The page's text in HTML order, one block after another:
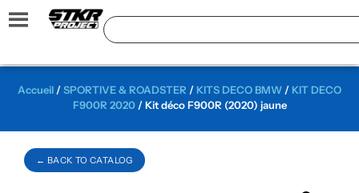
← BACK TO CATALOG
Accueil /SPORTIVE & ROADSTER / KITS DECO BMW / KIT DECO
F900R 2020/ Kit déco F900R (2020) jaune